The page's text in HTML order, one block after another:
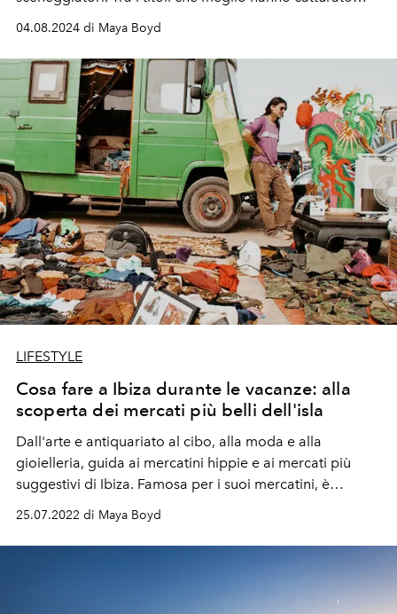
Lucía di Julio Medem, Amnesia di Gabriele Salvatores e
il poco conosciuto ma evocativo Lady Formentera.
04.08.2024 di Maya Boyd
LIFESTYLE
Cosa fare a Ibiza durante le vacanze: alla
scoperta dei mercati più belli dell'isla
Dall'arte e antiquariato al cibo, alla moda e alla
gioielleria, guida ai mercatini hippie e ai mercati più
suggestivi di Ibiza. Famosa per i suoi mercatini, è
wunderkammer a cielo aperto, ecco cinque indirizzi da
non perdere per le vacanze.
25.07.2022 di Maya Boyd